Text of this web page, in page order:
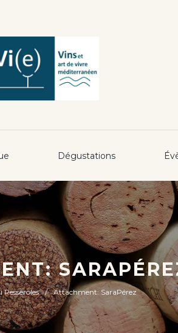
Dégustations
Pesseroles Attachment: SaraPérez